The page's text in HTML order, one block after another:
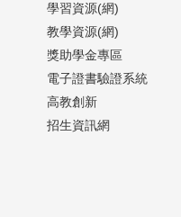
學習資源(網)
教學資源(網)
獎助學金專區
電子證書驗證系統
高教創新
招生資訊網